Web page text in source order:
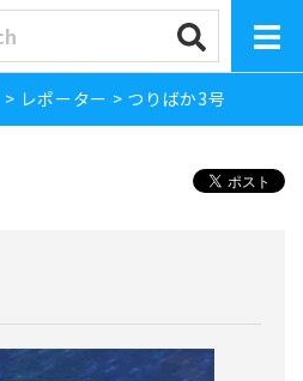
> レポーター > つりばか3号